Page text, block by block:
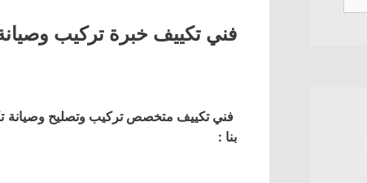
فني تكييف خبرة تركيب
فني تكييف متخصص تركيب وتصليح وصيانة
بنا :